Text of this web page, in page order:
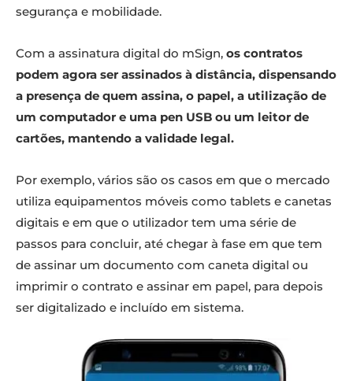
segurança e mobilidade.
Com a assinatura digital do mSign, os contratos
podem agora ser assinados à distância, dispensando
a presença de quem assina, o papel, a utilização de
um computador e uma pen USB ou um leitor de
cartões, mantendo a validade legal.
Por exemplo, vários são os casos em que o mercado
utiliza equipamentos móveis como tablets e canetas
digitais e em que o utilizador tem uma série de
passos para concluir, até chegar à fase em que tem
de assinar um documento com caneta digital ou
imprimir o contrato e assinar em papel, para depois
ser digitalizado e incluído em sistema.